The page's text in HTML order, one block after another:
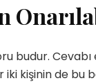
budur.
kişinin de bu